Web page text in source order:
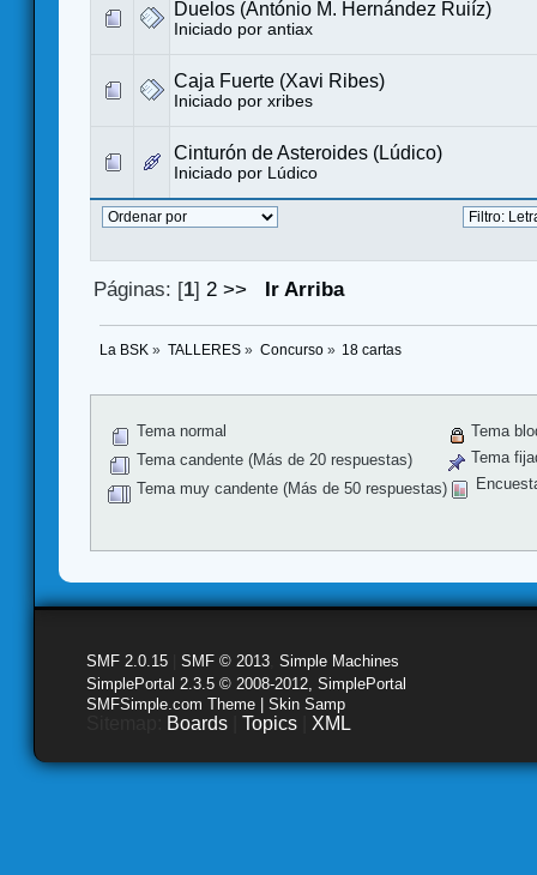
Duelos (António M. Hernández Ruiíz)
Iniciado por antiax
Caja Fuerte (Xavi Ribes)
Iniciado por xribes
Cinturón de Asteroides (Lúdico)
Iniciado por Lúdico
Páginas: [1] 2 >> Ir Arriba
La BSK » TALLERES» Concurso» 18 cartas
Tema normal
Tema candente (Más de 20 respuestas)
Tema muy candente (Más de 50 respuestas)
Tema
Tema
SMF 2.0.15 SMF © 2013 Simple Machines
SimplePortal 2.3.5 © 2008-2012, SimplePortal
SMFSimple.com Theme | Skin Samp
Boards Topics XML